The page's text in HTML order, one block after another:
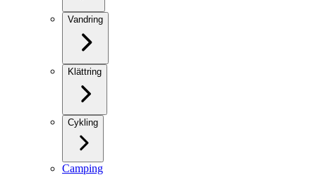
Vandring
Klättring
Cykling
Camping